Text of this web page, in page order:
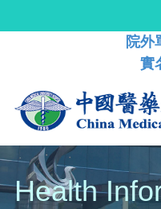
院外
實
Health